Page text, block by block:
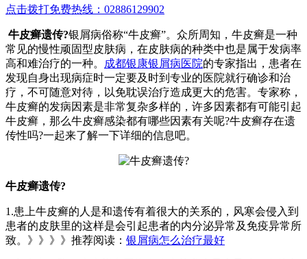
点击拨打免费热线：02886129902
牛皮癣遗传?银屑病俗称“牛皮癣”。众所周知，牛皮癣是一种
常见的慢性顽固型皮肤病，在皮肤病的种类中也是属于发病率
高和难治疗的一种。
成都银康银屑病医院的专家指出，患者在
发现自身出现病症时一定要及时到专业的医院就行确诊和治
疗，不可随意对待，以免耽误治疗造成更大的危害。专家称，
牛皮癣的发病因素是非常复杂多样的，许多因素都有可能引起
牛皮癣，那么牛皮癣感染都有哪些因素有关呢?牛皮癣存在遗
传性吗?一起来了解一下详细的信息吧。
牛皮癣遗传?
1.患上牛皮癣的人是和遗传有着很大的关系的，风寒会侵入到
患者的皮肤里的这样是会引起患者的内分泌异常及免疫异常所
致。》》》》推荐阅读： 银屑病怎么治疗最好